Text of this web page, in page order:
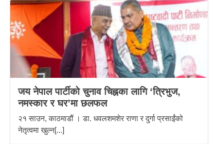
जय नेपाल पार्टीको चुनाव चिह्नका लागि ‘त्रिभुज,
नमस्कार र घर’मा छलफल
२१ साउन, काठमाडौं । डा. धवलशमशेर राणा र दुर्गा प्रसाईंको
नेतृत्वमा खुल्न[...]